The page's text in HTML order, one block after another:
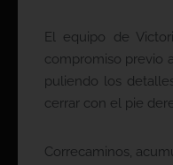
El equipo de
compromiso previo
puliendo los
cerrar con el pie
Correcaminos,